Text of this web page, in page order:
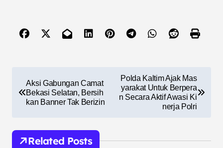
a
Aksi Gabungan Camat
Bekasi Selatan, Bersih
kan Banner Tak Berizin
Polda Kaltim Ajak Mas
yarakat Untuk Berpera
n Secara Aktif Awasi Ki
nerja Polri
Related Posts